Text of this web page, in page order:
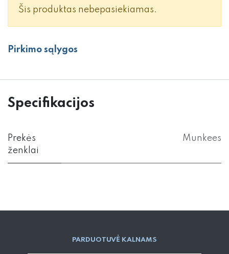
Šis produktas nebepasiekiamas.
Pirkimo sąlygos
Specifikacijos
Prekės
ženklai
Munkees
PARD​UOTUVĖ​ KALNAMS